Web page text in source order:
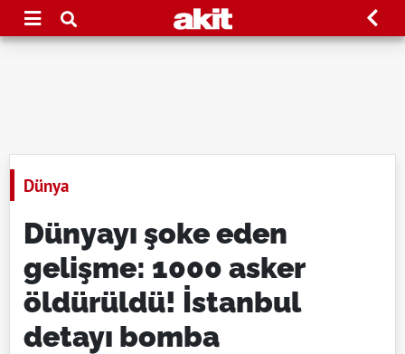
Dünya
Dünyayı şoke eden
gelişme: 1000 asker
öldürüldü! İstanbul
detayı bomba